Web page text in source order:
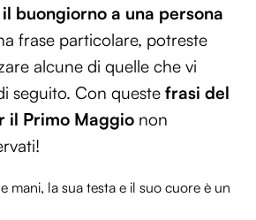
buongiorno a una persona
frase particolare, potreste
alcune di quelle che vi
seguito. Con queste frasi del
il Primo Maggio non
mani, la sua testa e il suo cuore è un